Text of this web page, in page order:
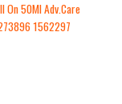
On 50Ml Adv.Care
1562297